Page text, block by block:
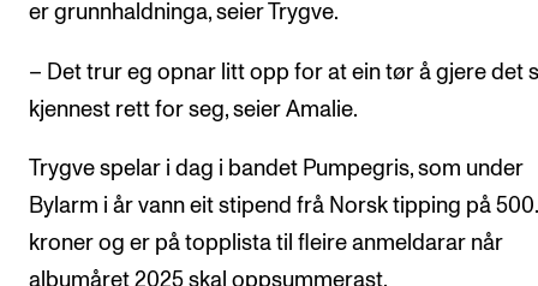
er grunnhaldninga, seier Trygve.
– Det trur eg opnar litt opp for at ein tør å gjere det
kjennest rett for seg, seier Amalie.
Trygve spelar i dag i bandet Pumpegris, som under
Bylarm i år vann eit stipend frå Norsk tipping på
kroner og er på topplista til fleire anmeldarar når
albumåret 2025 skal oppsummerast.